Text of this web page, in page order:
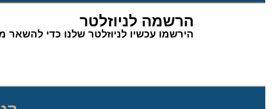
הרשמה לניוזלטר
הירשמו עכשיו לניוזלטר שלנו כדי להשאר